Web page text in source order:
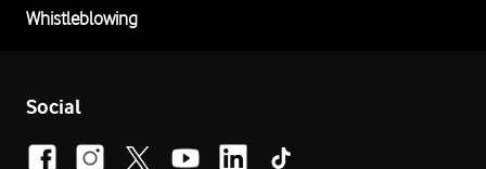
Whistleblowing
Social